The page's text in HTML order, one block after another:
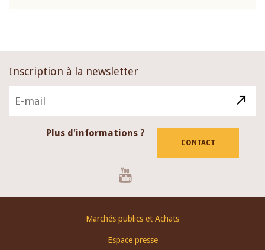
Inscription à la newsletter
Plus d'informations ?
CONTACT
Marchés publics et Achats
Espace presse